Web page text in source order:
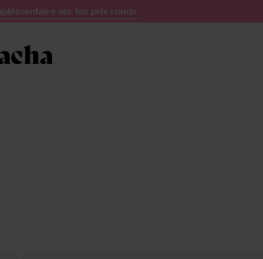
sur les prix ronds